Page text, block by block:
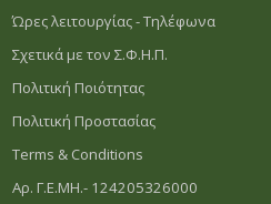
Ώρες λειτουργίας - Τηλέφωνα
Σχετικά με τον Σ.Φ.Η.Π.
Πολιτική Ποιότητας
Πολιτική Προστασίας
Terms & Conditions
Αρ. Γ.Ε.ΜΗ.- 124205326000